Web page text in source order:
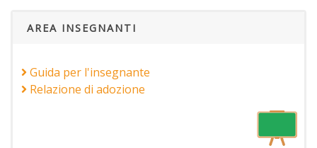
AREA INSEGNANTI
Guida per l'insegnante
Relazione di adozione